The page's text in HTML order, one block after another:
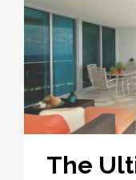
The